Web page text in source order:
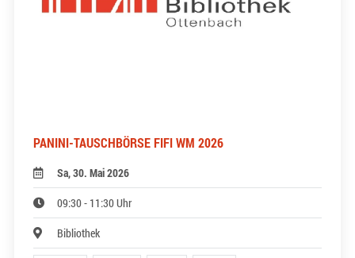
PANINI-TAUSCHBÖRSE FIFI WM 2026
Sa, 30. Mai 2026
09:30 - 11:30 Uhr
Bibliothek